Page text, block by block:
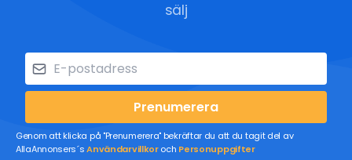
sälj
Prenumerera
Genom att klicka på "Prenumerera" bekräftar du att du tagit del av
AllaAnnonsers´sAnvändarvillkoroch Personuppgifter